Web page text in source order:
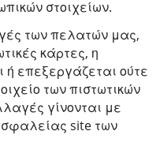
στοιχείων.
των πελατών μας,
κάρτες, η
ή επεξεργάζεται ούτε
των πιστωτικών
γίνονται με
site των